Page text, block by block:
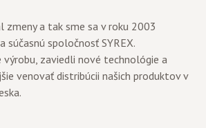
zmeny a tak sme sa v roku 2003
spoločnosť SYREX.
zaviedli nové technológie a
venovať distribúcii našich produktov v